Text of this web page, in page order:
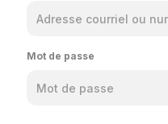
Mot de passe